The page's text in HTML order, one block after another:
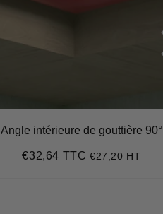
Angle intérieure de gouttière 90°
Prix
€32,64 TTC€32,64
€27,20 HT